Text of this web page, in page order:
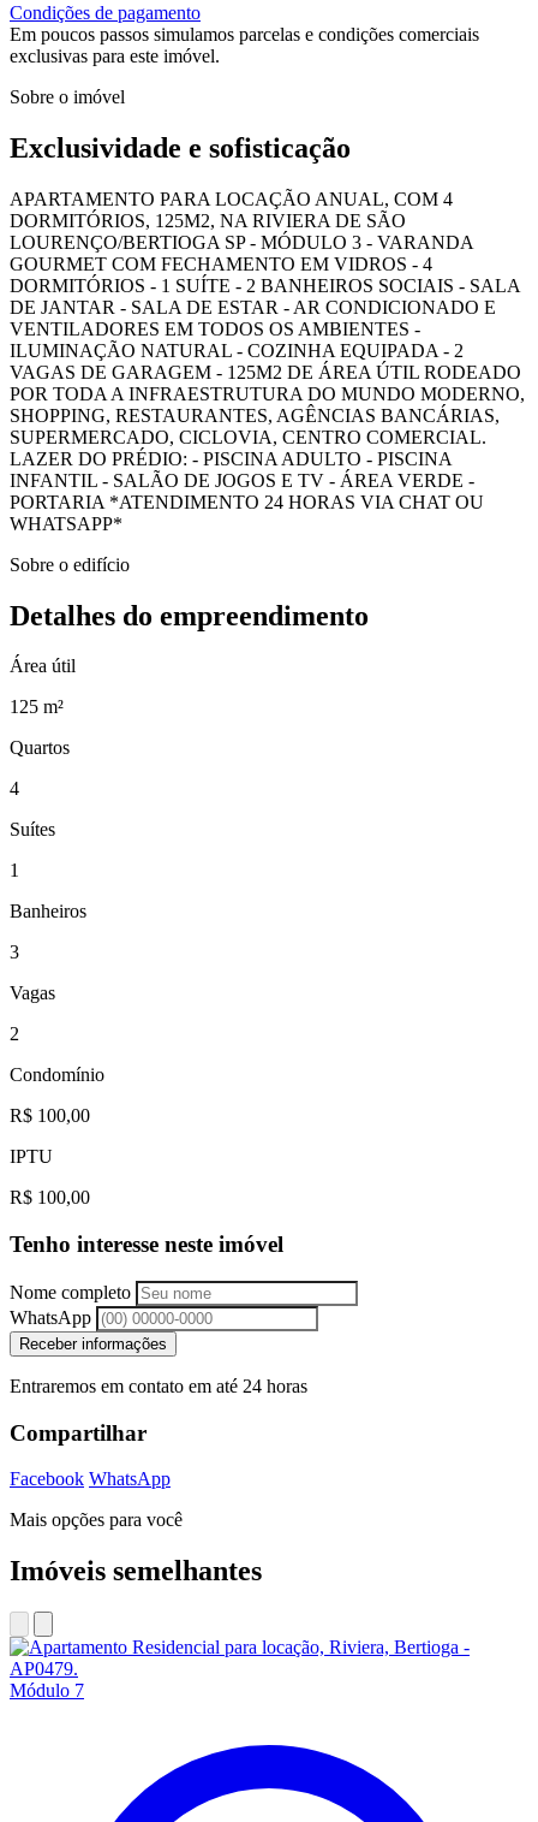
Condições de pagamento
Em poucos passos simulamos parcelas e condições comerciais
exclusivas para este imóvel.
Sobre o imóvel
Exclusividade e sofisticação
APARTAMENTO PARA LOCAÇÃO ANUAL, COM 4
DORMITÓRIOS, 125M2, NA RIVIERA DE SÃO
LOURENÇO/BERTIOGA SP - MÓDULO 3 - VARANDA
GOURMET COM FECHAMENTO EM VIDROS - 4
DORMITÓRIOS - 1 SUÍTE - 2 BANHEIROS SOCIAIS - SALA
DE JANTAR - SALA DE ESTAR - AR CONDICIONADO E
VENTILADORES EM TODOS OS AMBIENTES -
ILUMINAÇÃO NATURAL - COZINHA EQUIPADA - 2
VAGAS DE GARAGEM - 125M2 DE ÁREA ÚTIL RODEADO
POR TODA A INFRAESTRUTURA DO MUNDO MODERNO,
SHOPPING, RESTAURANTES, AGÊNCIAS BANCÁRIAS,
SUPERMERCADO, CICLOVIA, CENTRO COMERCIAL.
LAZER DO PRÉDIO: - PISCINA ADULTO - PISCINA
INFANTIL - SALÃO DE JOGOS E TV - ÁREA VERDE -
PORTARIA *ATENDIMENTO 24 HORAS VIA CHAT OU
WHATSAPP*
Sobre o edifício
Detalhes do empreendimento
Área útil
125 m²
Quartos
4
Suítes
1
Banheiros
3
Vagas
2
Condomínio
R$ 100,00
IPTU
R$ 100,00
Tenho interesse neste imóvel
Nome completo
WhatsApp
Receber informações
Entraremos em contato em até 24 horas
Compartilhar
Facebook WhatsApp
Mais opções para você
Imóveis semelhantes
Módulo 7